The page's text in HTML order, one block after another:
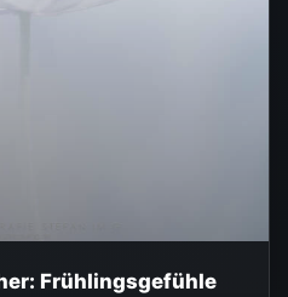
Frühlingsgefühle